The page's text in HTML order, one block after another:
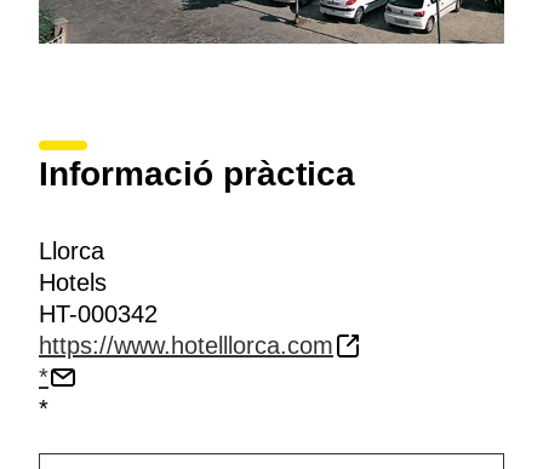
Informació pràctica
Llorca
Hotels
HT-000342
https://www.hotelllorca.com
*
*